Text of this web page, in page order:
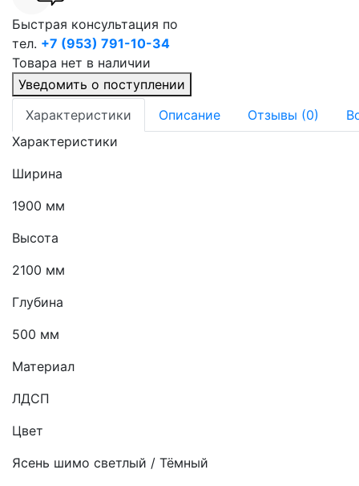
Быстрая консультация по
тел. +7 (953) 791-10-34
Товара нет в наличии
Уведомить о поступлении
Характеристики
Описание Отзывы (0)
Характеристики
Ширина
1900 мм
Высота
2100 мм
Глубина
500 мм
Материал
ЛДСП
Цвет
Ясень шимо светлый / Тёмный